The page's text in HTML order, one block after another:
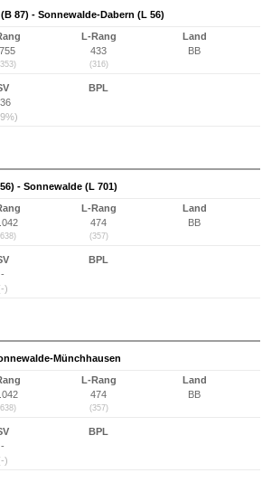
87) - Sonnewalde-Dabern (L 56)
L-Rang
433
(316)
Land
BB
BPL
- Sonnewalde (L 701)
L-Rang
474
(357)
Land
BB
-
)
BPL
Münchhausen
L-Rang
474
(357)
Land
BB
-
)
BPL